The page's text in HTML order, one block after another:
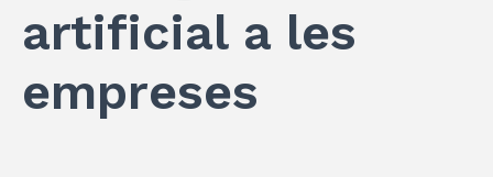
artificial a les
empreses